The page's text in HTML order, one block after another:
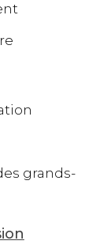
grands-